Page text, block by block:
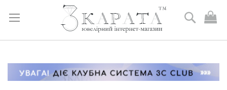
Skip
Content
Пошук